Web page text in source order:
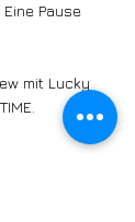
Pause
mit Lucky